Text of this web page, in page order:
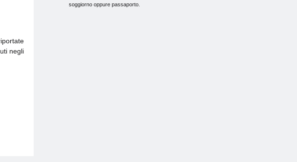
negli
soggiorno oppure passaporto.